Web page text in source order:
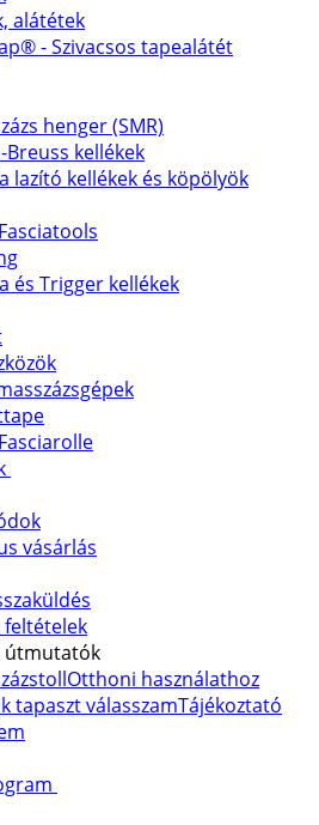
alátétek
- Szivacsos tapealátét
henger (SMR)
Breuss kellékek
lazító kellékek és köpölyök
és Trigger kellékek
vásárlás
feltételek
útmutatók
Otthoni használathoz
tapaszt válasszamTájékoztató